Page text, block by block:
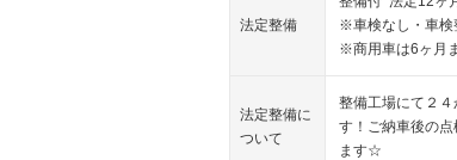
法定整備
※車検なし・車検
※商用車は6ヶ月
法定整備に
ついて
整備工場にて２
す！ご納車後の
ます☆